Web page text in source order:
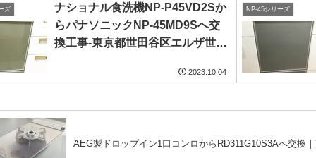
ズ
ナショナル食洗機NP-P45VD2Sか
らパナソニックNP-45MD9Sへ交
換工事-東京都世田谷区エルザ世田
2023.10.04
NP-45シリーズ
AEG製ドロップイン1口コンロからRD311G10S3Aへ交換